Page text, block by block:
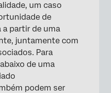
um caso
de
partir de uma
juntamente com
Para
de uma
podem ser